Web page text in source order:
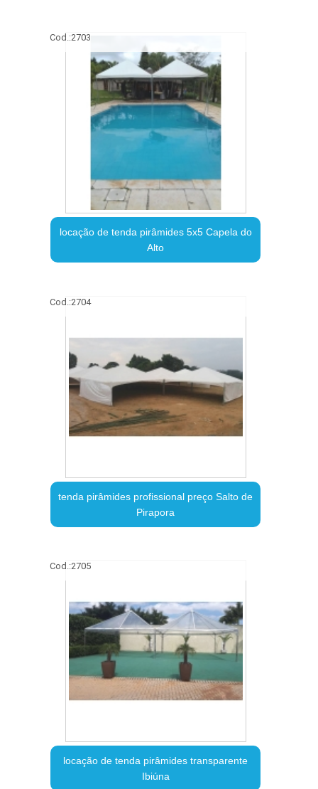
Cod.:2703
locação de tenda pirâmides 5x5 Capela do
Alto
Cod.:2704
tenda pirâmides profissional preço Salto de
Pirapora
Cod.:2705
locação de tenda pirâmides transparente
Ibiúna